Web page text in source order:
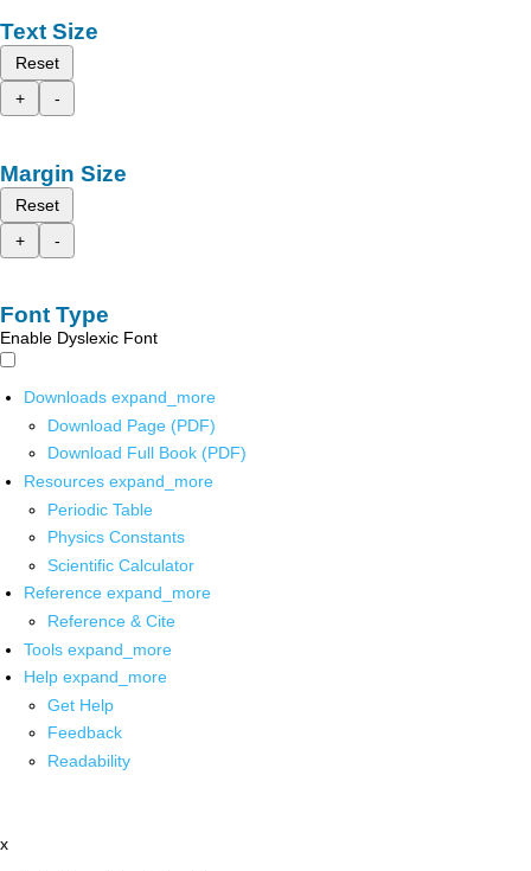
Text Size
Reset
+
-
Margin Size
Reset
+
-
Font Type
Enable Dyslexic Font
Downloads expand_more
Download Page (PDF)
Download Full Book (PDF)
Resources expand_more
Periodic Table
Physics Constants
Scientific Calculator
Reference expand_more
Reference & Cite
Tools expand_more
Help expand_more
Get Help
Feedback
Readability
x